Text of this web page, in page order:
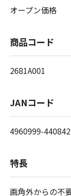
オープン価格
商品コード
2681A001
JANコード
4960999-440842
特長
画角外からの不